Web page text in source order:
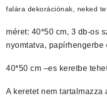
falára dekorációnak, neked
méret: 40*50 cm, 3 db-os
nyomtatva, papírhengerbe
40*50 cm –es keretbe
A keretet nem tartalmazza